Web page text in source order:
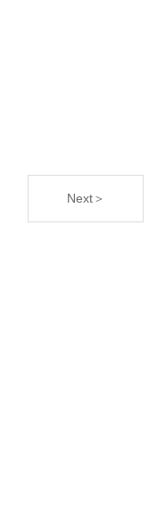
Next＞